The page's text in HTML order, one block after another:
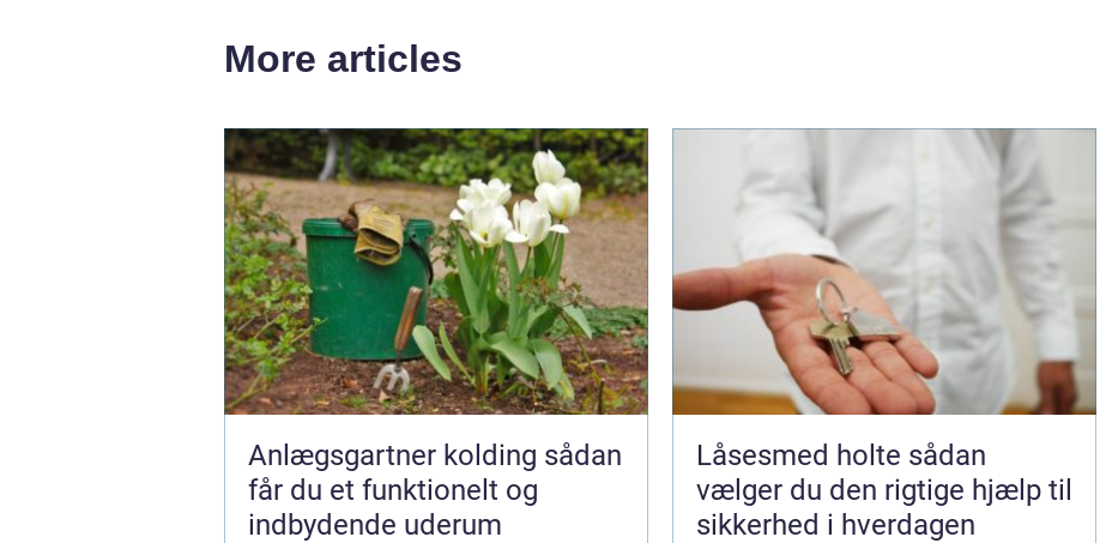
More articles
Anlægsgartner kolding sådan
får du et funktionelt og
indbydende uderum
Låsesmed holte sådan
vælger du den rigtige hjælp til
sikkerhed i hverdagen